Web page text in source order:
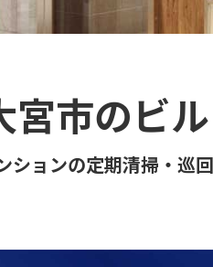
宮市のビ
ションの定期清掃・巡